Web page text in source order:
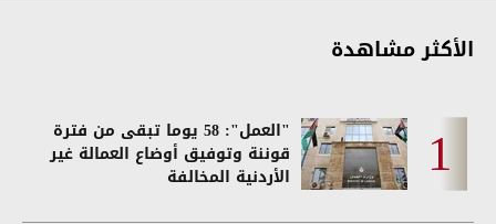
الأكثر مشاهدة
"العمل": 58 يوما تبقى من فترة
قوننة وتوفيق أوضاع العمالة غير
الأردنية المخالفة